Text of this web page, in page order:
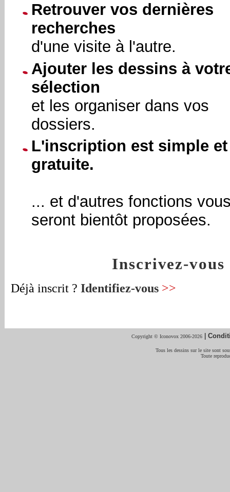
Retrouver vos dernières
recherches
d'une visite à l'autre.
Ajouter les dessins à
sélection
et les organiser dans vos
dossiers.
L'inscription est simple et
gratuite.
... et d'autres fonctions
seront bientôt proposées.
Inscrivez-vous
Déjà inscrit ? Identifiez-vous >>
Copyright © Iconovox 2006-2026 |
Tous les dessins sur le site sont
Toute